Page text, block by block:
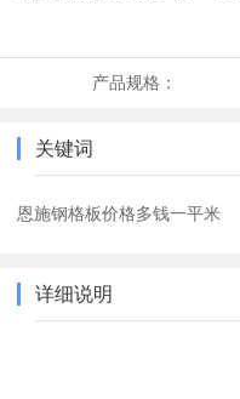
产品规格：
关键词
恩施钢格板价格多钱一平米
详细说明